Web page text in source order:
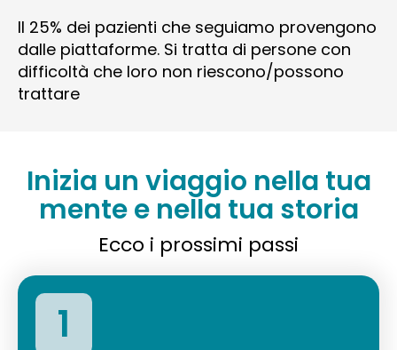
Il 25% dei pazienti che seguiamo provengono
dalle piattaforme. Si tratta di persone con
difficoltà che loro non riescono/possono
trattare
Inizia un viaggio nella tua
mente e nella tua storia
Ecco i prossimi passi
1